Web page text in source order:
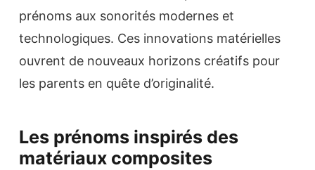
prénoms aux sonorités modernes et
technologiques. Ces innovations matérielles
ouvrent de nouveaux horizons créatifs pour
les parents en quête d’originalité.
Les prénoms inspirés des
matériaux composites